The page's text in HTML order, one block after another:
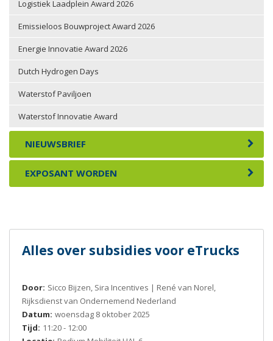
Logistiek Laadplein Award 2026
Emissieloos Bouwproject Award 2026
Energie Innovatie Award 2026
Dutch Hydrogen Days
Waterstof Paviljoen
Waterstof Innovatie Award
NIEUWSBRIEF
EXPOSANT WORDEN
Alles over subsidies voor eTrucks
Door: Sicco Bijzen, Sira Incentives | René van Norel,
Rijksdienst van Ondernemend Nederland
Datum: woensdag 8 oktober 2025
Tijd: 11:20 - 12:00